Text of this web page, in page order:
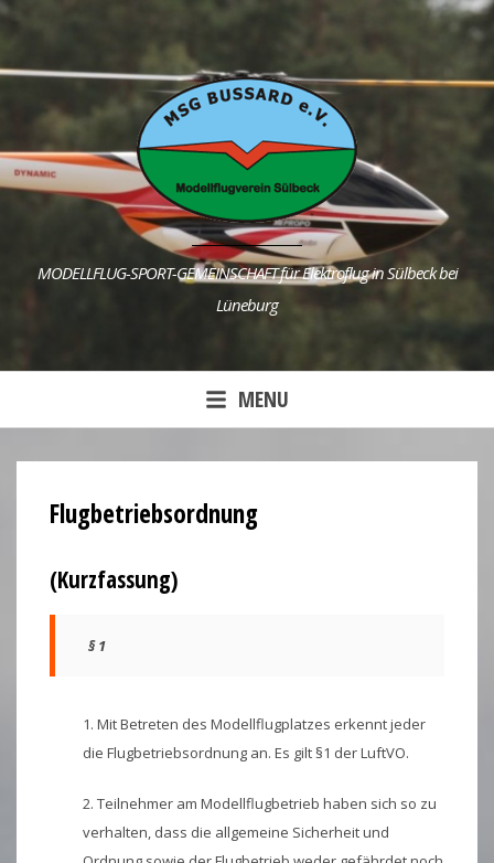
Skip
content
MODELLFLUG-SPORT-GEMEINSCHAFT für Elektroflug in Sülbeck bei
Lüneburg
MENU
Flugbetriebsordnung
(Kurzfassung)
§ 1
1. Mit Betreten des Modellflugplatzes erkennt jeder
die Flugbetriebsordnung an. Es gilt §1 der LuftVO.
2. Teilnehmer am Modellflugbetrieb haben sich so zu
verhalten, dass die allgemeine Sicherheit und